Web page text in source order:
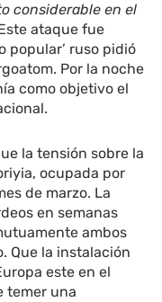
considerable en el
ataque fue
popular’ ruso pidió
Por la noche
como objetivo el
la tensión sobre la
ocupada por
de marzo. La
en semanas
ambos
Que la instalación
este en el
temer una